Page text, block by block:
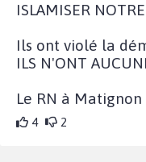
ISLAMISER NOTRE
Ils ont violé la
ILS N'ONT
Le RN à
4 2